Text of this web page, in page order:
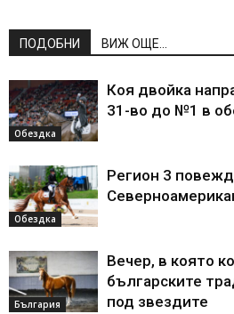
ПОДОБНИ ВИЖ ОЩЕ...
Обездка
Коя двойка
31-во до №1 в
Обездка
Регион 3
България
Вечер, в която
българските
под звездите